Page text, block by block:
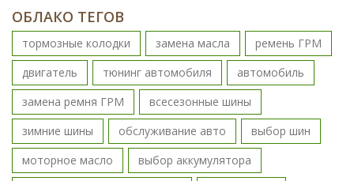
ОБЛАКО ТЕГОВ
тормозные колодки замена масла
ремень ГРМ
двигатель
тюнинг автомобиля
автомобиль
замена ремня ГРМ
всесезонные шины
зимние шины
обслуживание авто
выбор шин
моторное масло
выбор аккумулятора